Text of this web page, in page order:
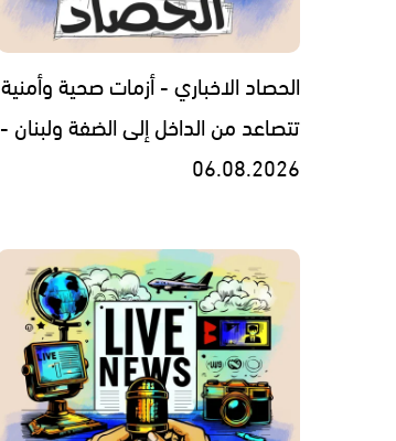
الحصاد الاخباري - أزمات صحية وأمنية
تتصاعد من الداخل إلى الضفة ولبنان -
06.08.2026